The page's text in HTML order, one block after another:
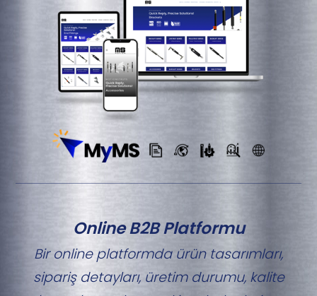
Online B2B Platformu
Bir online platformda ürün tasarımları,
sipariş detayları, üretim durumu, kalite